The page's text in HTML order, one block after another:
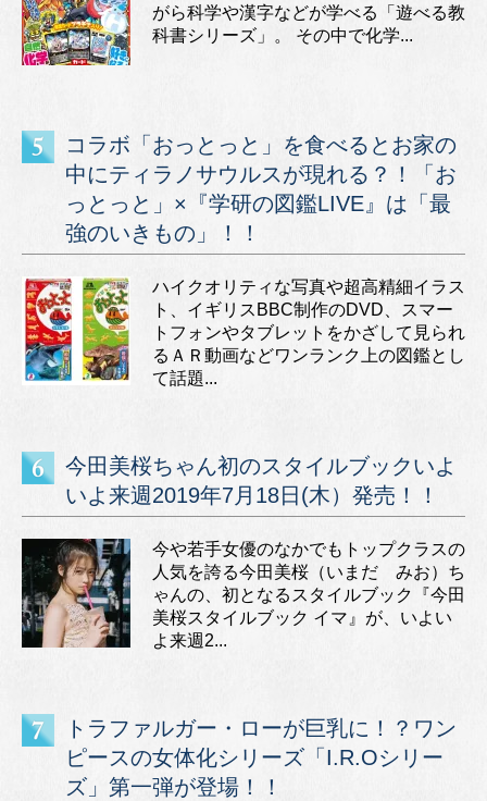
がら科学や漢字などが学べる「遊べる教
科書シリーズ」。 その中で化学...
コラボ「おっとっと」を食べるとお家の
中にティラノサウルスが現れる？！「お
っとっと」×『学研の図鑑LIVE』は「最
強のいきもの」！！
ハイクオリティな写真や超高精細イラス
ト、イギリスBBC制作のDVD、スマー
トフォンやタブレットをかざして見られ
るＡＲ動画などワンランク上の図鑑とし
て話題...
今田美桜ちゃん初のスタイルブックいよ
いよ来週2019年7月18日(木）発売！！
今や若手女優のなかでもトップクラスの
人気を誇る今田美桜（いまだ みお）ち
ゃんの、初となるスタイルブック『今田
美桜スタイルブック イマ』が、いよい
よ来週2...
トラファルガー・ローが巨乳に！？ワン
ピースの女体化シリーズ「I.R.Oシリー
ズ」第一弾が登場！！